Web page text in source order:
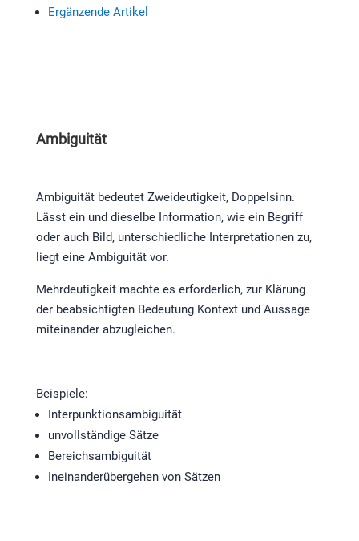
Ergänzende Artikel
Ambiguität
Ambiguität bedeutet Zweideutigkeit, Doppelsinn.
Lässt ein und dieselbe Information, wie ein Begriff
oder auch Bild, unterschiedliche Interpretationen zu,
liegt eine Ambiguität vor.
Mehrdeutigkeit machte es erforderlich, zur Klärung
der beabsichtigten Bedeutung Kontext und Aussage
miteinander abzugleichen.
Beispiele:
Interpunktionsambiguität
unvollständige Sätze
Bereichsambiguität
Ineinanderübergehen von Sätzen